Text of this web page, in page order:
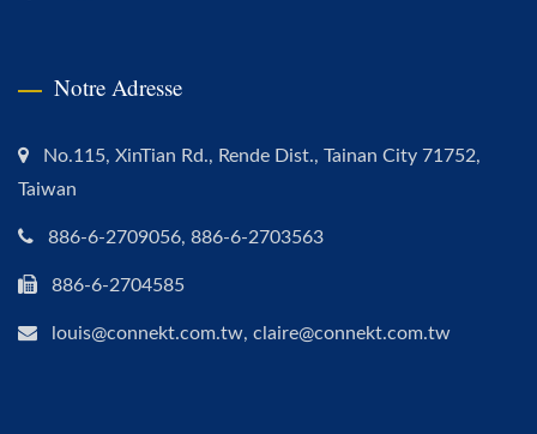
Notre Adresse
No.115, XinTian Rd., Rende Dist., Tainan City 71752,
Taiwan
886-6-2709056, 886-6-2703563
886-6-2704585
louis@connekt.com.tw, claire@connekt.com.tw